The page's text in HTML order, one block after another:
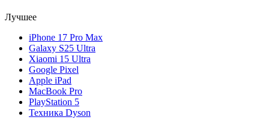
Лучшее
iPhone 17 Pro Max
Galaxy S25 Ultra
Xiaomi 15 Ultra
Google Pixel
Apple iPad
MacBook Pro
PlayStation 5
Техника Dyson